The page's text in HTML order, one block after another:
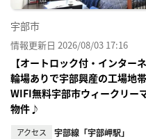
宇部市
情報更新日 2026/08/03 17:16
【オートロック付・インター
輪場ありで宇部興産の工場地
WIFI無料宇部市ウィークリー
物件♪
アクセス 宇部線「宇部岬駅」